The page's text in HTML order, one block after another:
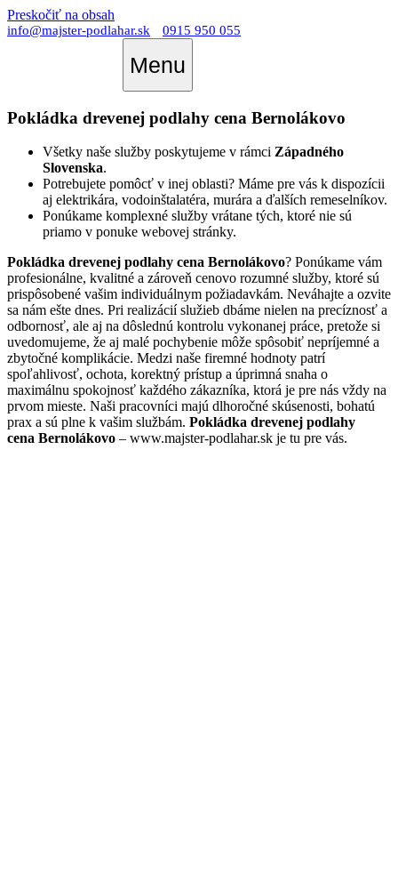
Preskočiť na obsah
info@majster-podlahar.sk 0915 950 055
Menu
Pokládka drevenej podlahy cena Bernolákovo
Všetky naše služby poskytujeme v rámci Západného
Slovenska.
Potrebujete pomôcť v inej oblasti? Máme pre vás k dispozícii
aj elektrikára, vodoinštalatéra, murára a ďalších remeselníkov.
Ponúkame komplexné služby vrátane tých, ktoré nie sú
priamo v ponuke webovej stránky.
Pokládka drevenej podlahy cena Bernolákovo? Ponúkame vám
profesionálne, kvalitné a zároveň cenovo rozumné služby, ktoré sú
prispôsobené vašim individuálnym požiadavkám. Neváhajte a ozvite
sa nám ešte dnes. Pri realizácií služieb dbáme nielen na precíznosť a
odbornosť, ale aj na dôslednú kontrolu vykonanej práce, pretože si
uvedomujeme, že aj malé pochybenie môže spôsobiť nepríjemné a
zbytočné komplikácie. Medzi naše firemné hodnoty patrí
spoľahlivosť, ochota, korektný prístup a úprimná snaha o
maximálnu spokojnosť každého zákazníka, ktorá je pre nás vždy na
prvom mieste. Naši pracovníci majú dlhoročné skúsenosti, bohatú
prax a sú plne k vašim službám. Pokládka drevenej podlahy
cena Bernolákovo – www.majster-podlahar.sk je tu pre vás.